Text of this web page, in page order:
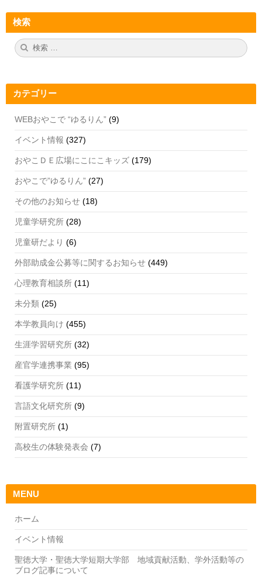
c
e
b
o
k
a
gr
tt
er
u
T
e
C
h
n
el
検索
検
索:
カテゴリー
WEBおやこで “ゆるりん” (9)
イベント情報 (327)
おやこＤＥ広場にこにこキッズ (179)
おやこで”ゆるりん” (27)
その他のお知らせ (18)
児童学研究所 (28)
児童研だより (6)
外部助成金公募等に関するお知らせ (449)
心理教育相談所 (11)
未分類 (25)
本学教員向け (455)
生涯学習研究所 (32)
産官学連携事業 (95)
看護学研究所 (11)
言語文化研究所 (9)
附置研究所 (1)
高校生の体験発表会 (7)
MENU
ホーム
イベント情報
聖徳大学・聖徳大学短期大学部 地域貢献活動、学外活動等の
ブログ記事について